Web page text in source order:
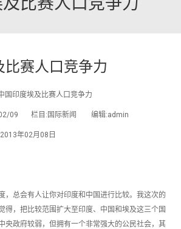
比赛人口竞争力
国印度埃及比赛人口竞争力
02/09 栏目:国际新闻 编辑:admin
年02月08日
，总会有人让你对印度和中国进行比较。我这次的
得，把比较范围扩大至印度、中国和埃及这三个国
央政府较弱，但拥有一个非常强大的公民社会，其